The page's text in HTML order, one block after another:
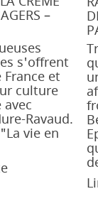
–
s'offrent
et
culture
Ravaud.
vie en